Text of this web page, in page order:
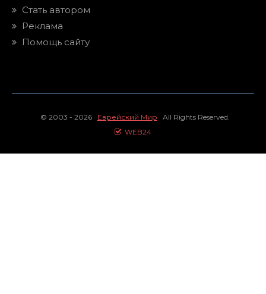
Стать автором
Реклама
Помощь сайту
© 2003 - 2026 Еврейский Мир All Rights Reserved.
WEB24